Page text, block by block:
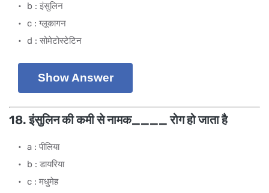
b : इंसुलिन
c : ग्लूकागन
d : सोमेटोस्टेटिन
Show Answer
18. इंसुलिन की कमी से नामक____ रोग हो जाता है
a : पीलिया
b : डायरिया
c : मधुमेह